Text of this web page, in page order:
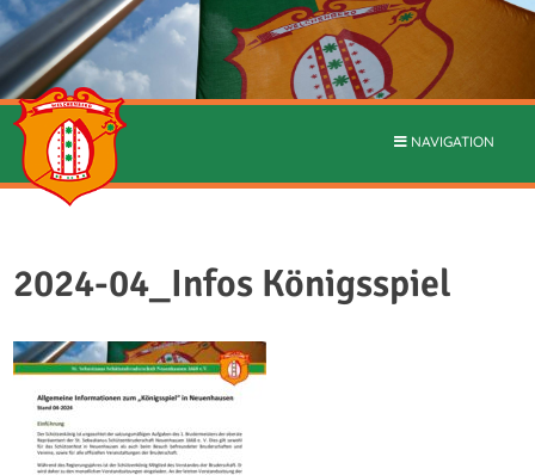
NAVIGATION
2024-04_Infos Königsspiel